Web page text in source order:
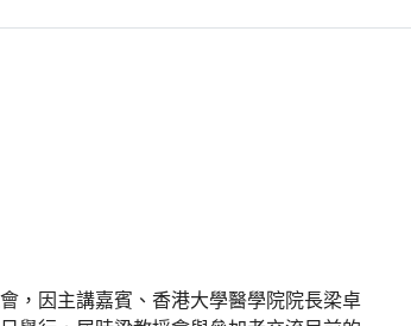
，因主講嘉賓、香港大學醫學院院長梁卓